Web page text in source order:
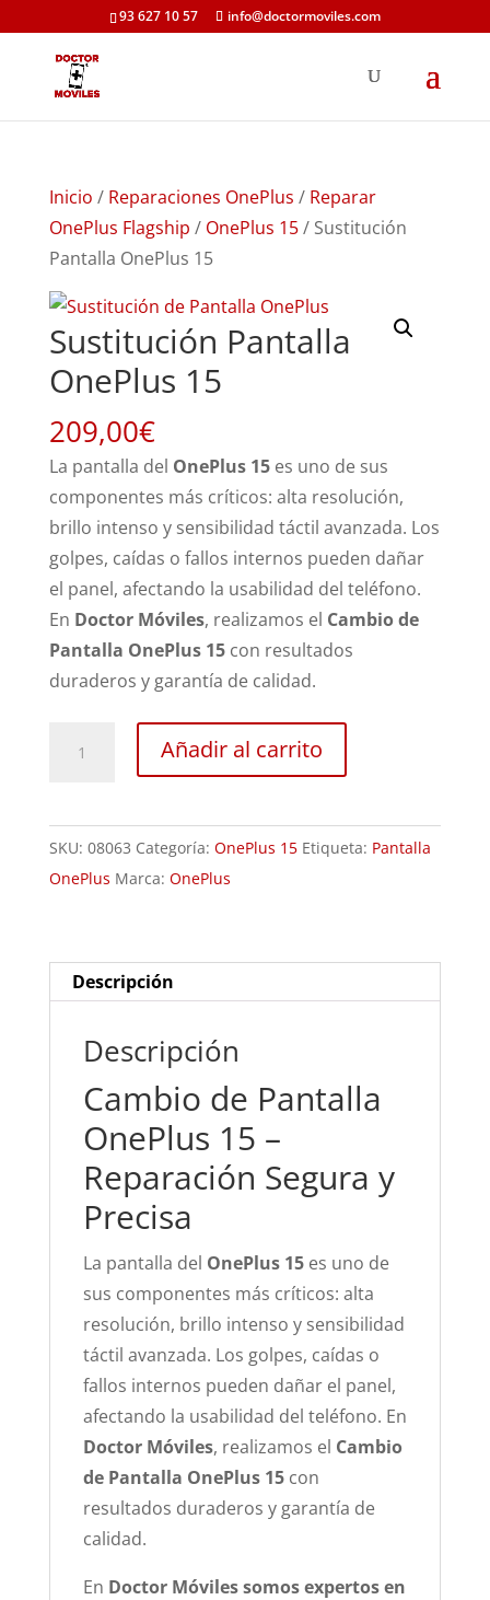
93 627 10 57 info@doctormoviles.com
Inicio / Reparaciones OnePlus / Reparar
OnePlus Flagship / OnePlus 15/ Sustitución
Pantalla OnePlus 15
Sustitución Pantalla
OnePlus 15
209,00€
La pantalla del OnePlus 15es uno de sus
componentes más críticos: alta resolución,
brillo intenso y sensibilidad táctil avanzada. Los
golpes, caídas o fallos internos pueden dañar
el panel, afectando la usabilidad del teléfono.
En Doctor Móviles, realizamos el Cambio de
Pantalla OnePlus 15con resultados
duraderos y garantía de calidad.
15
cantidad
Añadir al carrito
SKU: 08063 Categoría: OnePlus 15 Etiqueta: Pantalla
OnePlus Marca: OnePlus
Descripción
Descripción
Cambio de Pantalla
OnePlus 15 –
Reparación Segura y
Precisa
La pantalla del OnePlus 15es uno de
sus componentes más críticos: alta
resolución, brillo intenso y sensibilidad
táctil avanzada. Los golpes, caídas o
fallos internos pueden dañar el panel,
afectando la usabilidad del teléfono. En
Doctor Móviles, realizamos el Cambio
de Pantalla OnePlus 15con
resultados duraderos y garantía de
calidad.
En Doctor Móviles somos expertos en